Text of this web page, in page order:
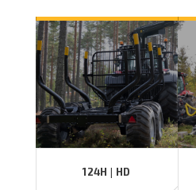
124H | HD